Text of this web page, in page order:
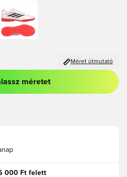
Méret útmutató
vagy a tagként való
méretet
000 Ft felett